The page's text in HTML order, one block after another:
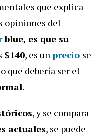
que explica
opiniones del
blue, es que su
$140, es unprecio se
que debería ser el
.
, y se compara
actuales, se puede